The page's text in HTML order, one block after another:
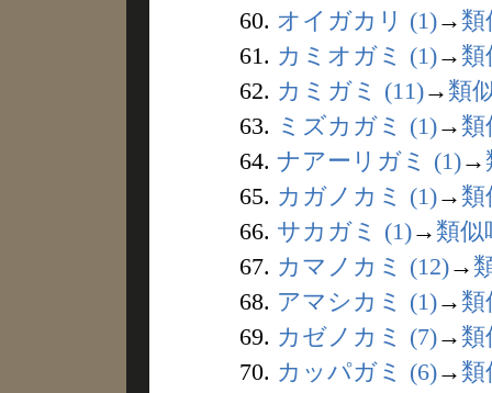
60. オイガカリ (1)→ 類
61. カミオガミ (1)→ 類
62. カミガミ (11)→ 類
63. ミズカガミ (1)→ 類
64. ナアーリガミ (1)→
65. カガノカミ (1)→ 類
66. サカガミ (1)→ 類似
67. カマノカミ (12)→
68. アマシカミ (1)→ 類
69. カゼノカミ (7)→ 類
70. カッパガミ (6)→ 類